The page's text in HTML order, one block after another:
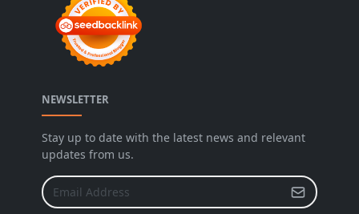
NEWSLETTER
Stay up to date with the latest news and relevant
updates from us.